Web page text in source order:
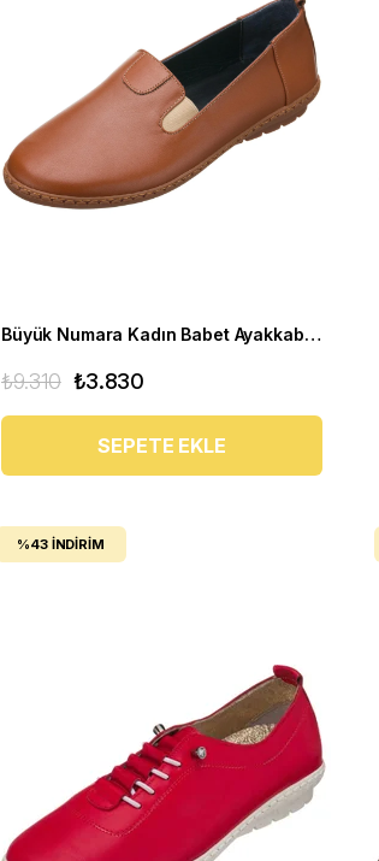
Büyük Numara Kadın Babet Ayakkabı PR4411 Taba
₺3.830
₺9.310
SEPETE EKLE
%43 İNDIRIM